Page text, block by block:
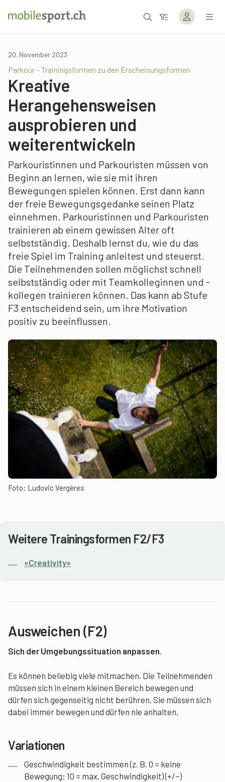
20. November 2023
Parkour – Trainingsformen zu den Erscheinungsformen
Kreative
Herangehensweisen
ausprobieren und
weiterentwickeln
Parkouristinnen und Parkouristen müssen von
Beginn an lernen, wie sie mit ihren
Bewegungen spielen können. Erst dann kann
der freie Bewegungsgedanke seinen Platz
einnehmen. Parkouristinnen und Parkouristen
trainieren ab einem gewissen Alter oft
selbstständig. Deshalb lernst du, wie du das
freie Spiel im Training anleitest und steuerst.
Die Teilnehmenden sollen möglichst schnell
selbstständig oder mit Teamkolleginnen und -
kollegen trainieren können. Das kann ab Stufe
F3 entscheidend sein, um ihre Motivation
positiv zu beeinflussen.
Foto: Ludovic Vergères
Weitere Trainingsformen F2/F3
«Creativity»
Ausweichen (F2)
Sich der Umgebungssituation anpassen.
Es können beliebig viele mitmachen. Die Teilnehmenden
müssen sich in einem kleinen Bereich bewegen und
dürfen sich gegenseitig nicht berühren. Sie müssen sich
dabei immer bewegen und dürfen nie anhalten.
Variationen
Geschwindigkeit bestimmen (z. B. 0 = keine
Bewegung; 10 = max. Geschwindigkeit) (+/−)